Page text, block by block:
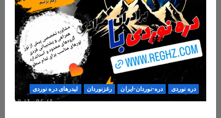
دره نوردی دره-نوردان-ایران رغزنوردان لیدرهای دره نوردی